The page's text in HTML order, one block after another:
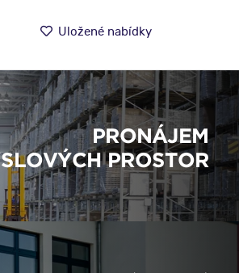
Uložené nabídky